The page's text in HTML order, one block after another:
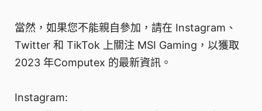
當然，如果您不能親自參加，請在 Instagram、
Twitter 和 TikTok 上關注 MSI Gaming，以獲取
2023 年Computex 的最新資訊。
Instagram: